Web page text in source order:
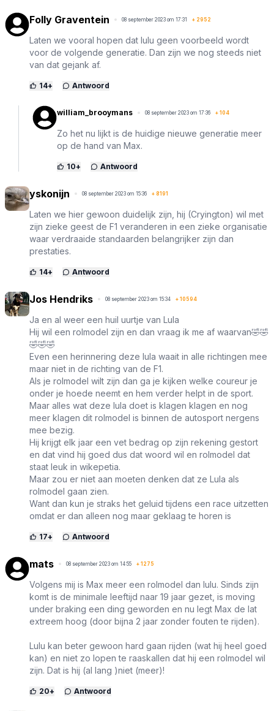
Folly Graventein 08 september 2023 om 17:31 + 2952
Laten we vooral hopen dat lulu geen voorbeeld wordt
voor de volgende generatie. Dan zijn we nog steeds niet
van dat gejank af.
14+ Antwoord
william_brooymans 08 september 2023 om 17:36 + 104
Zo het nu lijkt is de huidige nieuwe generatie meer
op de hand van Max.
10+ Antwoord
yskonijn 08 september 2023 om 15:36 + 8191
Laten we hier gewoon duidelijk zijn, hij (Cryington) wil met
zijn zieke geest de F1 veranderen in een zieke organisatie
waar verdraaide standaarden belangrijker zijn dan
prestaties.
14+ Antwoord
Jos Hendriks 08 september 2023 om 15:34 + 10594
Ja en al weer een huil uurtje van Lula
Hij wil een rolmodel zijn en dan vraag ik me af waarvan🤣🤣
🤣🤣🤣
Even een herinnering deze lula waait in alle richtingen mee
maar niet in de richting van de F1.
Als je rolmodel wilt zijn dan ga je kijken welke coureur je
onder je hoede neemt en hem verder helpt in de sport.
Maar alles wat deze lula doet is klagen klagen en nog
meer klagen dit rolmodel is binnen de autosport nergens
mee bezig.
Hij krijgt elk jaar een vet bedrag op zijn rekening gestort
en dat vind hij goed dus dat woord wil en rolmodel dat
staat leuk in wikepetia.
Maar zou er niet aan moeten denken dat ze Lula als
rolmodel gaan zien.
Want dan kun je straks het geluid tijdens een race uitzetten
omdat er dan alleen nog maar geklaag te horen is
17+ Antwoord
mats 08 september 2023 om 14:55 + 1275
Volgens mij is Max meer een rolmodel dan lulu. Sinds zijn
komt is de minimale leeftijd naar 19 jaar gezet, is moving
under braking een ding geworden en nu legt Max de lat
extreem hoog (door bijna 2 jaar zonder fouten te rijden).
Lulu kan beter gewoon hard gaan rijden (wat hij heel goed
kan) en niet zo lopen te raaskallen dat hij een rolmodel wil
zijn. Dat is hij (al lang )niet (meer)!
20+ Antwoord